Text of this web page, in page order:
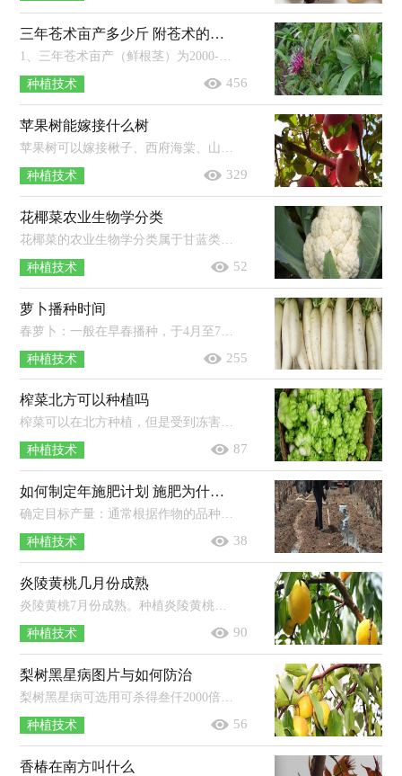
三年苍术亩产多少斤 附苍术的种植方法
种植技术 456
苹果树能嫁接什么树
种植技术 329
花椰菜农业生物学分类
种植技术 52
萝卜播种时间
种植技术 255
榨菜北方可以种植吗
榨菜可以在北方种植，但是受到冻害的几率较高，建议使用大棚进行种植。榨菜是一种不耐寒的作物，定植后如果遇到冷空气，则很容易在苗期就...
种植技术 87
如何制定年施肥计划 施肥为什么能增产
确定目标产量：通常根据作物的品种特性和产量潜力来确定。计算养分吸收量：根据目标产量以及作物对养分的吸收量来确定。调整养分施用...
种植技术 38
炎陵黄桃几月份成熟
炎陵黄桃7月份成熟。种植炎陵黄桃，需在4月下旬疏除黄果、小果及果面茸毛无光泽的果等，5月中旬疏除病虫果、畸形果、密集果等，一般长...
种植技术 90
梨树黑星病图片与如何防治
梨树黑星病可选用可杀得叁仟2000倍、10%苯醚甲环唑3000倍、40%杜邦福星10000倍、80%汉邦多菌灵2000倍等农药进行防治，连喷3-4次，间...
种植技术 56
香椿在南方叫什么